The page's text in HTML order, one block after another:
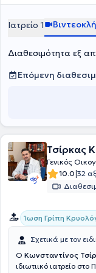
Ιατρείο 1
Διαθεσιμότητα εξ
Επόμενη
Τσίρκας
Γενικός
10.0|32
Ίωση Γρίπη
Σχετικά με τον
Ο Κωνσταντίνος
ιδιωτιικό ιατρείο